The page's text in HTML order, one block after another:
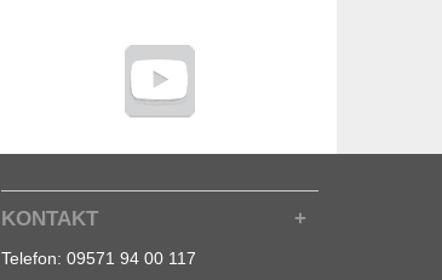
KONTAKT
Telefon: 09571 94 00 117